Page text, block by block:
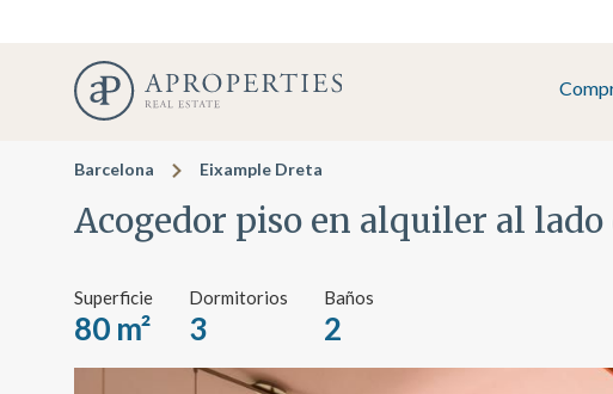
Barcelona Eixample Dreta
Acogedor piso en alquiler al lado
Superficie
80 m²
Dormitorios
3
Baños
2